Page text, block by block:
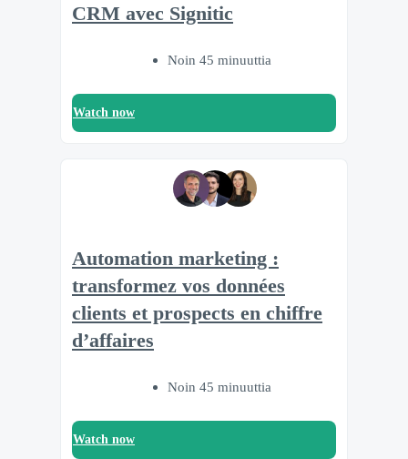
CRM avec Signitic
Noin 45 minuuttia
Watch now
Automation marketing :
transformez vos données
clients et prospects en chiffre
d’affaires
Noin 45 minuuttia
Watch now